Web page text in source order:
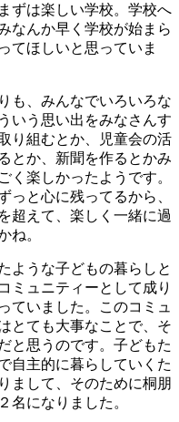
ずは楽しい学校。学校へ
なんか早く学校が始まら
てほしいと思っていま
も、みんなでいろいろな
いう思い出をみなさんす
り組むとか、児童会の活
とか、新聞を作るとかみ
く楽しかったようです。
っと心に残ってるから、
超えて、楽しく一緒に過
ね。
ような子どもの暮らしと
ミュニティーとして成り
ていました。このコミュ
とても大事なことで、そ
と思うのです。子どもた
自主的に暮らしていくた
まして、そのために桐朋
名になりました。